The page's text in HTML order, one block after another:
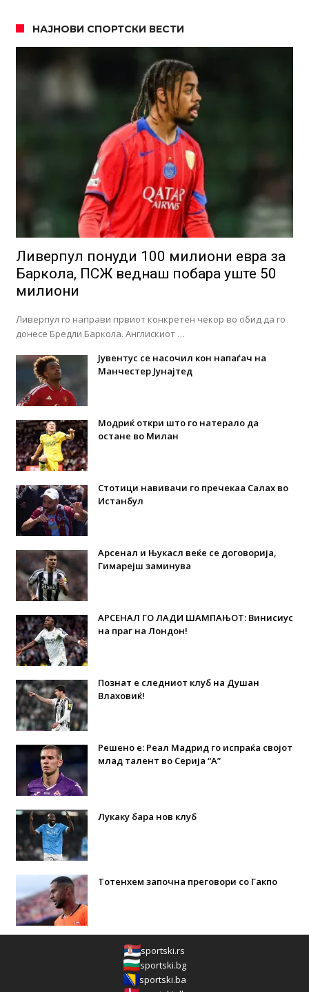
НАЈНОВИ СПОРТСКИ ВЕСТИ
Ливерпул понуди 100 милиони евра за
Баркола, ПСЖ веднаш побара уште 50
милиони
Ливерпул го направи првиот конкретен чекор во обид да го
донесе Бредли Баркола. Англискиот …
Јувентус се насочил кон напаѓач на
Манчестер Јунајтед
Модриќ откри што го натерало да
остане во Милан
Стотици навивачи го пречекаа Салах во
Истанбул
Арсенал и Њукасл веќе се договорија,
Гимарејш заминува
АРСЕНАЛ ГО ЛАДИ ШАМПАЊОТ: Винисиус
на праг на Лондон!
Познат е следниот клуб на Душан
Влаховиќ!
Решено е: Реал Мадрид го испраќа својот
млад талент во Серија “А”
Лукаку бара нов клуб
Тотенхем започна преговори со Гакпо
sportski.rs
sportski.bg
sportski.ba